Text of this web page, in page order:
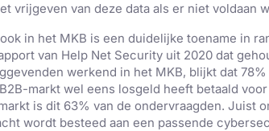
vrijgeven van deze data als er niet voldaan
in het MKB is een duidelijke toename in
van Help Net Security uit 2020 dat
werkend in het MKB, blijkt dat 78%
markt wel eens losgeld heeft betaald
is dit 63% van de ondervraagden. Juist
wordt besteed aan een passende